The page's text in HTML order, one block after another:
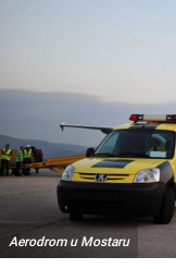
Aerodrom u Mostaru